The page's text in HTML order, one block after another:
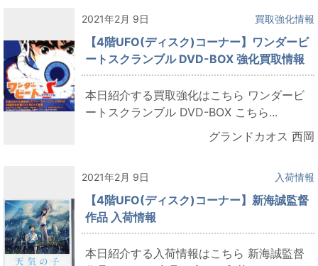
2021年2月 9日 買取強化情報
【4階UFO(ディスク)コーナー】ワンダービ
ートスクランブル DVD-BOX 強化買取情報
本日紹介する買取強化はこちら ワンダービ
ートスクランブル DVD-BOX こちら...
グランドカオス 西岡
2021年2月 9日 入荷情報
【4階UFO(ディスク)コーナー】新海誠監督
作品 入荷情報
本日紹介する入荷情報はこちら 新海誠監督